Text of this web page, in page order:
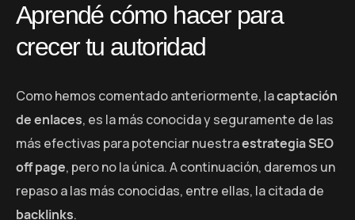
Aprendé cómo hacer para
crecer tu autoridad
Como hemos comentado anteriormente, lacaptación
de enlaces, es la más conocida y seguramente de las
más efectivas para potenciar nuestraestrategia SEO
off page, pero no la única. A continuación, daremos un
repaso a las más conocidas, entre ellas, la citada de
backlinks.